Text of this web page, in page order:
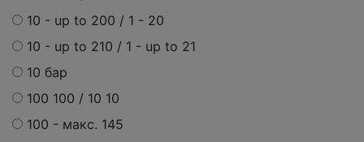
10 - up to 200 / 1 - 20
10 - up to 210 / 1 - up to 21
10 бар
100 100 / 10 10
100 - макс. 145